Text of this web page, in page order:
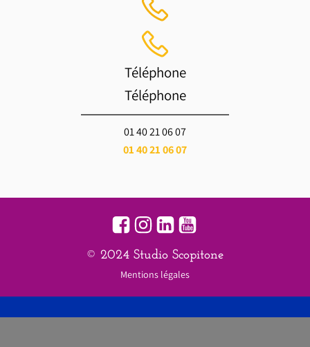
Téléphone
Téléphone
01 40 21 06 07
01 40 21 06 07
© 2024 Studio Scopitone
Mentions légales